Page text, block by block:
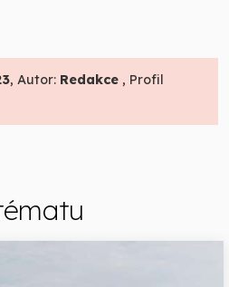
, Autor: Redakce , Profil